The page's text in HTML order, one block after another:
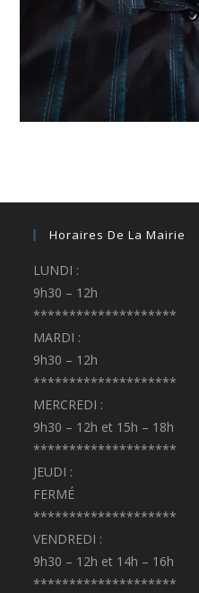
Horaires De La Mairie
LUNDI :
9h30 – 12h
********************
MARDI :
9h30 – 12h
********************
MERCREDI :
9h30 – 12h et 15h – 18h
********************
JEUDI :
FERMÉ
********************
VENDREDI :
9h30 – 12h et 14h – 16h
********************